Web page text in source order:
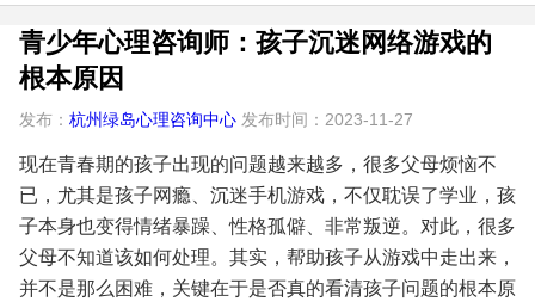
青少年心理咨询师：孩子沉迷网络游戏的
根本原因
发布： 杭州绿岛心理咨询中心发布时间：2023-11-27
现在青春期的孩子出现的问题越来越多，很多父母烦恼不
已，尤其是孩子网瘾、沉迷手机游戏，不仅耽误了学业，孩
子本身也变得情绪暴躁、性格孤僻、非常叛逆。对此，很多
父母不知道该如何处理。其实，帮助孩子从游戏中走出来，
并不是那么困难，关键在于是否真的看清孩子问题的根本原